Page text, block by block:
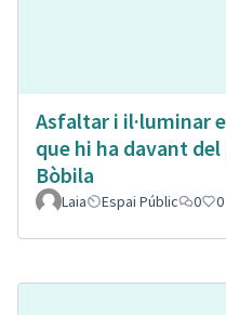
Asfaltar i il·luminar
que hi ha davant
Bòbila
Laia Espai Públic 0 0